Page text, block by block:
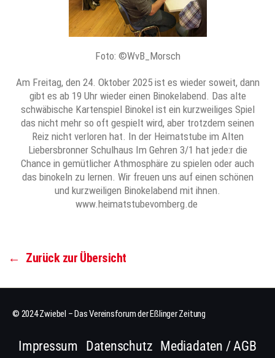
Foto: ©WvB_Morsch
Am Freitag, den 24. Oktober 2025 ist es wieder soweit, dann
gibt es ab 19 Uhr wieder einen Binokelabend. Das alte
schwäbische Kartenspiel Binokel ist ein kurzweiliges Spiel
das nicht mehr so oft gespielt wird, aber trotzdem seinen
Reiz nicht verloren hat. In der Heimatstube im Alten
Liebersbronner Schulhaus Im Gehren 3/1 hat jede:r die
Chance in gemütlicher Athmosphäre zu spielen oder auch
das binokeln zu lernen. Wir freuen uns auf einen schönen
und kurzweiligen Binokelabend mit ihnen.
www.heimatstubevomberg.de
← Zurück zur Übersicht
© 2024 Zwiebel – Das Vereinsforum der Eßlinger Zeitung
Impressum Datenschutz Mediadaten / AGB